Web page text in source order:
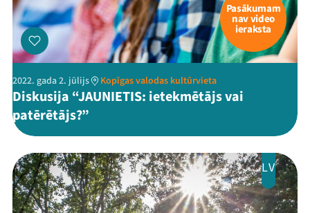
Pasākumam
nav video
ieraksta
2022. gada 2. jūlijs Kopīgas valodas kultūrvieta
Diskusija “JAUNIETIS: ietekmētājs vai
patērētājs?”
LV